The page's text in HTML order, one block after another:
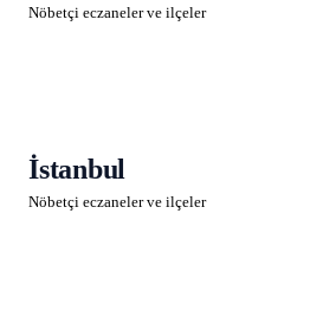
Nöbetçi eczaneler ve ilçeler
İstanbul
Nöbetçi eczaneler ve ilçeler